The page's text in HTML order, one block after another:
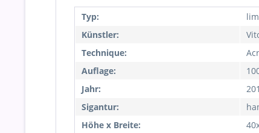
Typ:
Künstler:
Technique:
Auflage:
Jahr:
Sigantur:
Höhe x Breite: